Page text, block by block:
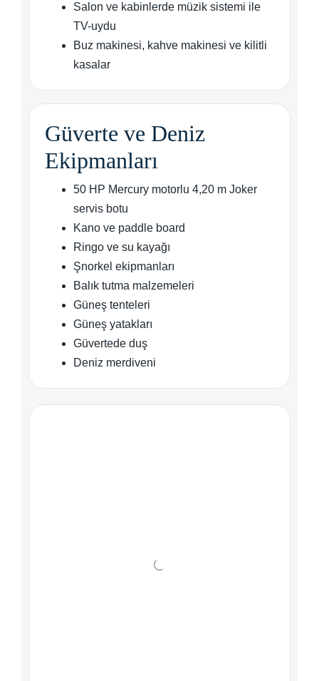
Salon ve kabinlerde müzik sistemi ile
TV-uydu
Buz makinesi, kahve makinesi ve kilitli
kasalar
Güverte ve Deniz
Ekipmanları
50 HP Mercury motorlu 4,20 m Joker
servis botu
Kano ve paddle board
Ringo ve su kayağı
Şnorkel ekipmanları
Balık tutma malzemeleri
Güneş tenteleri
Güneş yatakları
Güvertede duş
Deniz merdiveni